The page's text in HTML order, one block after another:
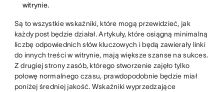
witrynie.
Są to wszystkie wskaźniki, które mogą przewidzieć, jak
każdy post będzie działał. Artykuły, które osiągną minimalną
liczbę odpowiednich słów kluczowych i będą zawierały linki
do innych treści w witrynie, mają większe szanse na sukces.
Z drugiej strony zasób, którego stworzenie zajęło tylko
połowę normalnego czasu, prawdopodobnie będzie miał
poniżej średniej jakość. Wskaźniki wyprzedzające